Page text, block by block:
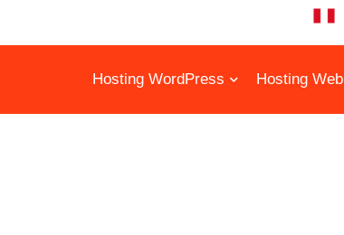
Hosting WordPress Hosting Web